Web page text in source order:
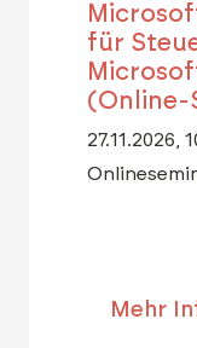
für
(Online-
27.11.2026,
Mehr